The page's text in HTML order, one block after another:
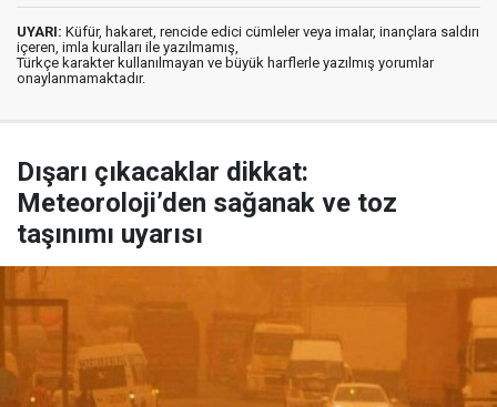
UYARI: Küfür, hakaret, rencide edici cümleler veya imalar, inançlara saldırı
içeren, imla kuralları ile yazılmamış,
Türkçe karakter kullanılmayan ve büyük harflerle yazılmış yorumlar
onaylanmamaktadır.
Dışarı çıkacaklar dikkat:
Meteoroloji’den sağanak ve toz
taşınımı uyarısı